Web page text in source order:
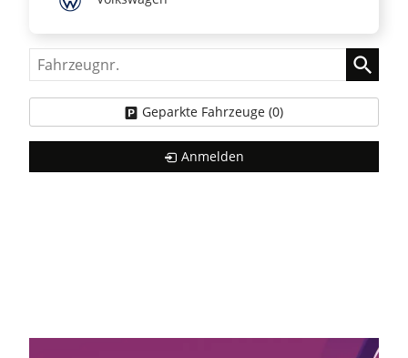
Fahrzeugnr.
Geparkte Fahrzeuge (0)
Anmelden